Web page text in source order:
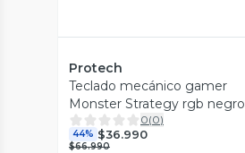
Protech
Teclado mecánico gamer
Monster Strategy rgb negro
0(0)
44% $36.990
$66.990